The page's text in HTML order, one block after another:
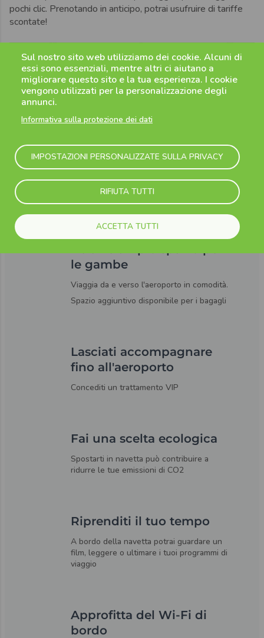
Sul nostro sito web utilizziamo dei cookie. Alcuni di
essi sono essenziali, mentre altri ci aiutano a
migliorare questo sito e la tua esperienza. I cookie
vengono utilizzati per la personalizzazione degli
annunci.
Informativa sulla protezione dei dati
IMPOSTAZIONI PERSONALIZZATE SULLA PRIVACY
RIFIUTA TUTTI
ACCETTA TUTTI
pochi clic. Prenotando in anticipo, potrai usufruire di tariffe
scontate!
le gambe
Viaggia da e verso l'aeroporto in comodità.
Spazio aggiuntivo disponibile per i bagagli
Lasciati accompagnare
fino all'aeroporto
Concediti un trattamento VIP
Fai una scelta ecologica
Spostarti in navetta può contribuire a
ridurre le tue emissioni di CO2
Riprenditi il tuo tempo
A bordo della navetta potrai guardare un
film, leggere o ultimare i tuoi programmi di
viaggio
Approfitta del Wi-Fi di
bordo